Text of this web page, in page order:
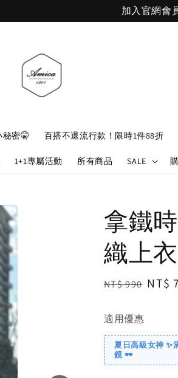
秘密🤫 百搭不退流行款！限時1件88折
1+1專屬活動 所有商品 SALE
拿鐵
織上
Regular
NT$ 990 Sale
NT$
適用優惠
夏日高級女神 ✨
鏡 🕶️